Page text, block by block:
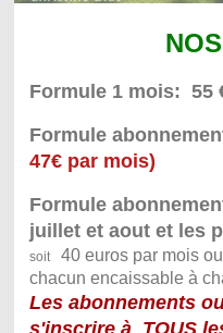
Formule 1 mois: 55
Formule
47€ par mois)
Formule
juillet et aout et les
soit
40 euros par mois
chacun encaissable à
Les abonnements